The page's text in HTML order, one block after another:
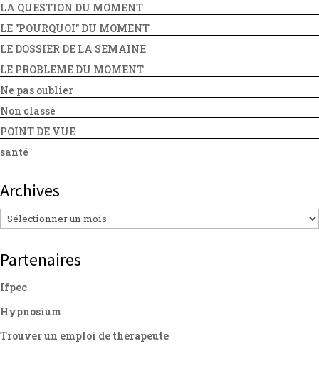
LA QUESTION DU MOMENT
LE "POURQUOI" DU MOMENT
LE DOSSIER DE LA SEMAINE
LE PROBLEME DU MOMENT
Ne pas oublier
Non classé
POINT DE VUE
santé
Archives
Archives
Partenaires
Ifpec
Hypnosium
Trouver un emploi de thérapeute